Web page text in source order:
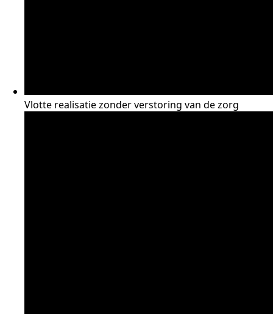
Vlotte realisatie zonder verstoring van de zorg